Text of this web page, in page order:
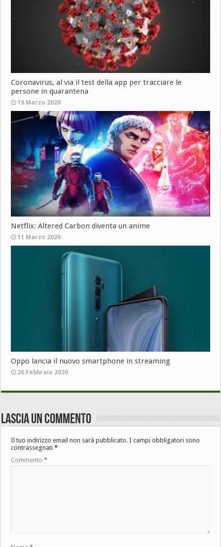
Coronavirus, al via il test della app per tracciare le
persone in quarantena
19 Marzo 2020
Netflix: Altered Carbon diventa un anime
11 Marzo 2020
Oppo lancia il nuovo smartphone in streaming
26 Febbraio 2020
Lascia un commento
Il tuo indirizzo email non sarà pubblicato. I campi obbligatori sono
contrassegnati*
Commento*